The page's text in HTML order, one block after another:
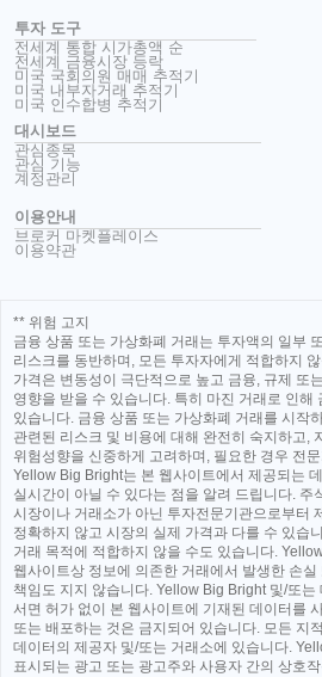
투자 도구
전세계 통합 시가총액 순
전세계 금융시장 등락
미국 국회의원 매매 추적기
미국 내부자거래 추적기
미국 인수합병 추적기
대시보드
관심종목
관심 기능
계정관리
이용안내
브로커 마켓플레이스
이용약관
** 위험 고지
금융 상품 또는 가상화폐 거래는 투자액의 일부
리스크를 동반하며, 모든 투자자에게 적합하지
가격은 변동성이 극단적으로 높고 금융, 규제 또
영향을 받을 수 있습니다. 특히 마진 거래로 인해
있습니다. 금융 상품 또는 가상화폐 거래를 시작
관련된 리스크 및 비용에 대해 완전히 숙지하고,
위험성향을 신중하게 고려하며, 필요한 경우 전
Yellow Big Bright는 본 웹사이트에서 제공되는
실시간이 아닐 수 있다는 점을 알려 드립니다. 주
시장이나 거래소가 아닌 투자전문기관으로부터
정확하지 않고 시장의 실제 가격과 다를 수 있습
거래 목적에 적합하지 않을 수도 있습니다.
웹사이트상 정보에 의존한 거래에서 발생한 손
책임도 지지 않습니다. Yellow Big Bright 및/또는
서면 허가 없이 본 웹사이트에 기재된 데이터를
또는 배포하는 것은 금지되어 있습니다. 모든 지
데이터의 제공자 및/또는 거래소에 있습니다.
표시되는 광고 또는 광고주와 사용자 간의 상호